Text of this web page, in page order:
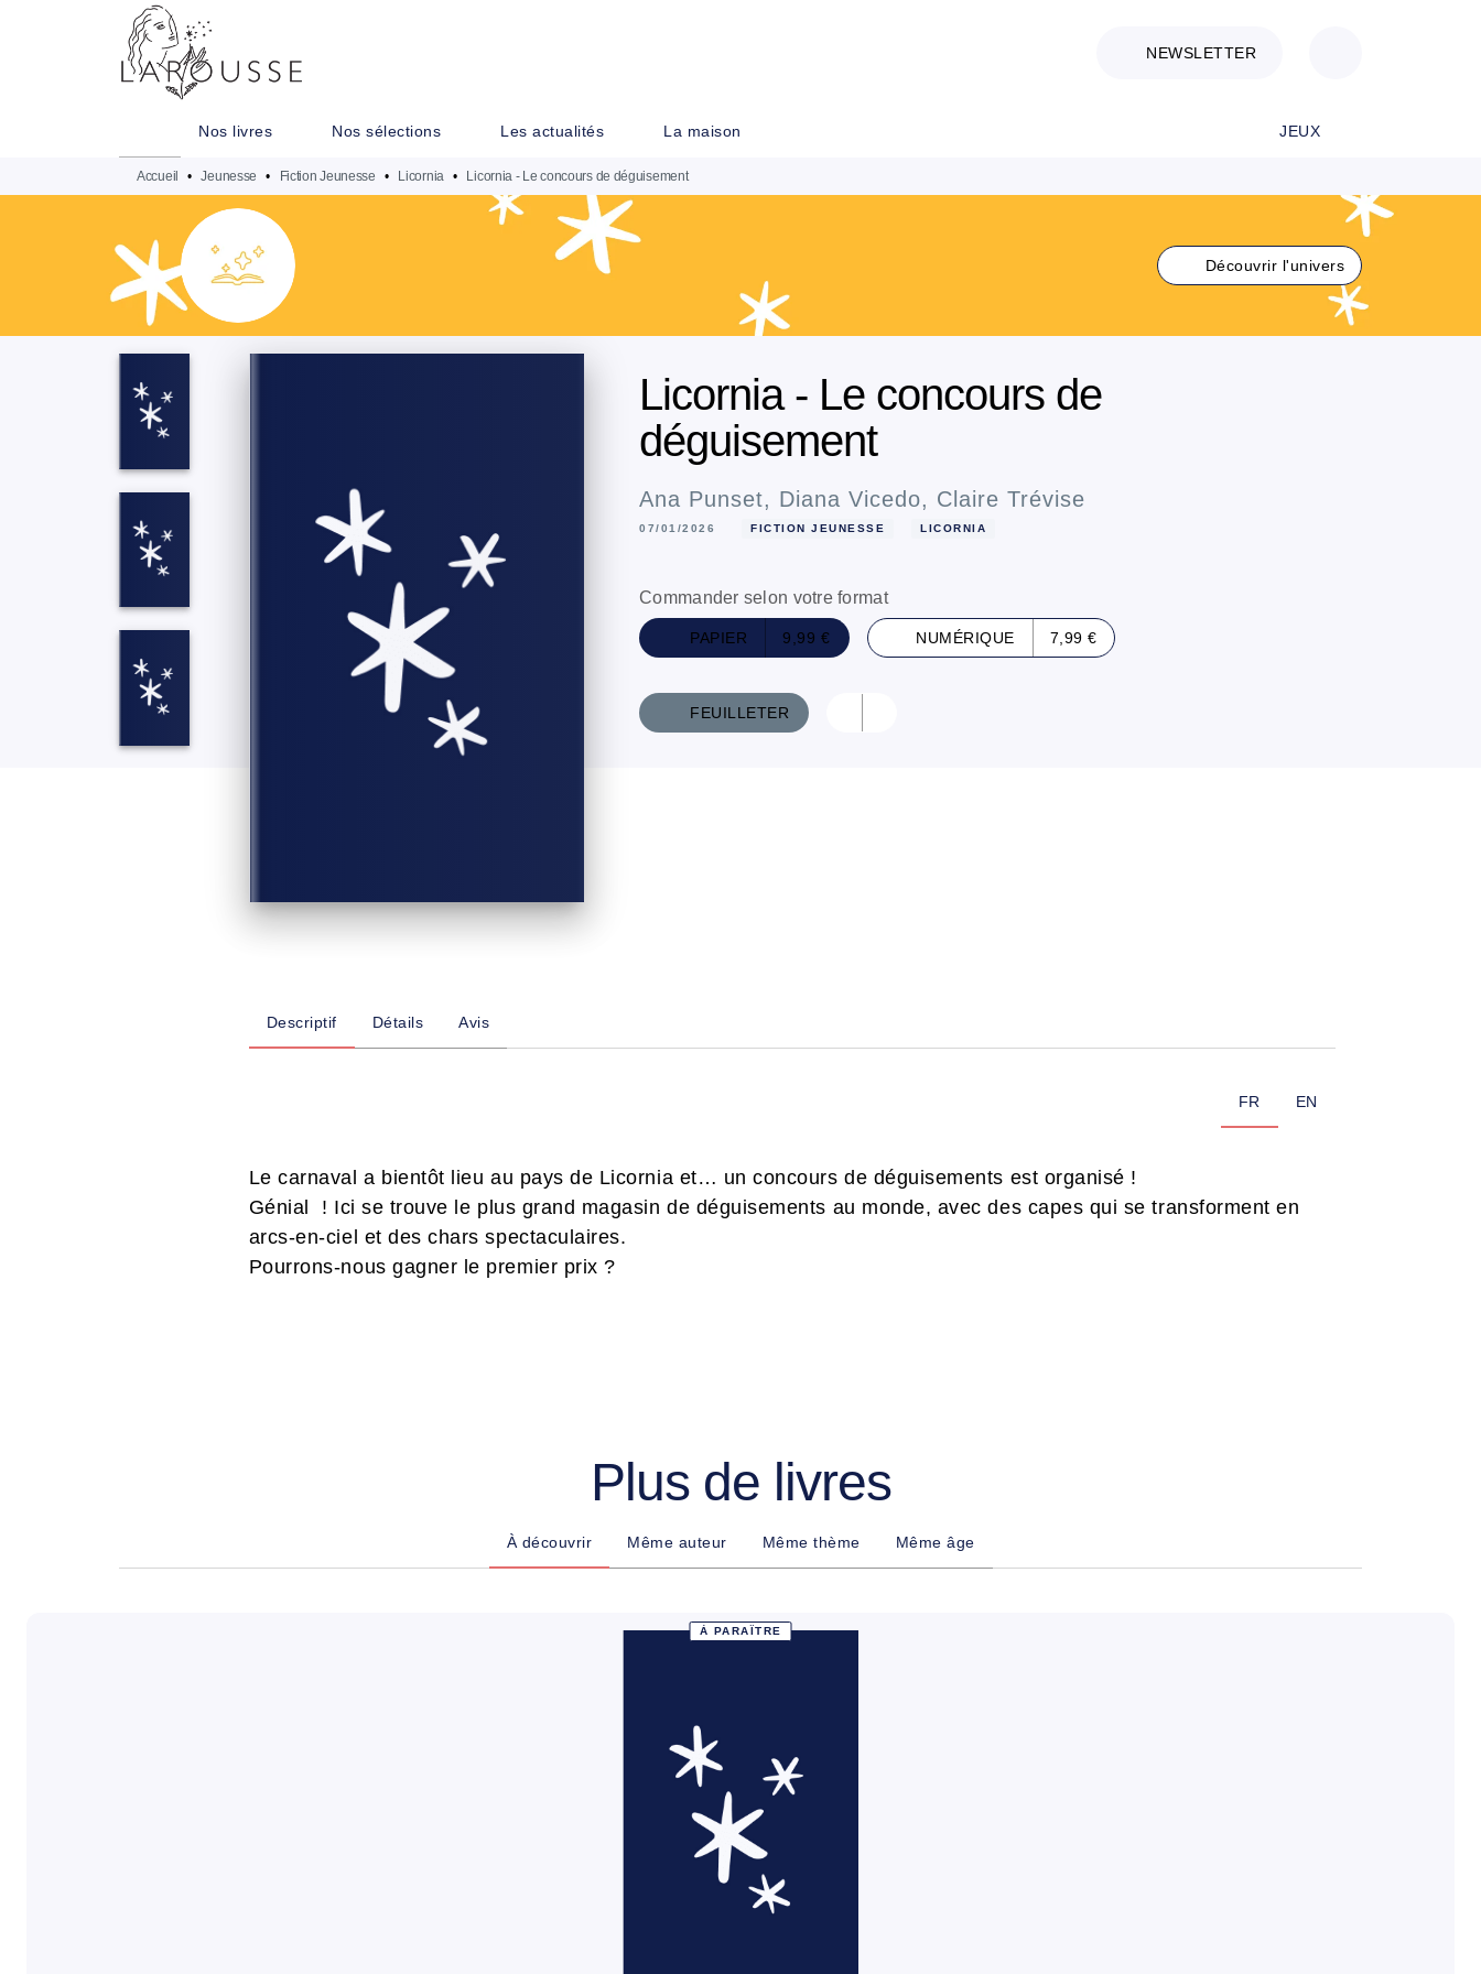
MENU
NEWSLETTER
Nos livres Nos sélections Les actualités La maison JEUX
Accueil • Jeunesse • Fiction Jeunesse • Licornia • Licornia - Le concours de déguisement
Découvrir l'univers
Licornia - Le concours de
déguisement
Ana Punset, Diana Vicedo, Claire Trévise
07/01/2026 FICTION JEUNESSE LICORNIA
Commander selon votre format
PAPIER 9,99 € NUMÉRIQUE 7,99 €
FEUILLETER
Descriptif Détails Avis
FR EN
Le carnaval a bientôt lieu au pays de Licornia et… un concours de déguisements est organisé !
Génial ! Ici se trouve le plus grand magasin de déguisements au monde, avec des capes qui se transforment en
arcs-en-ciel et des chars spectaculaires.
Pourrons-nous gagner le premier prix ?
Plus de livres
À découvrir Même auteur Même thème Même âge
À PARAÎTRE